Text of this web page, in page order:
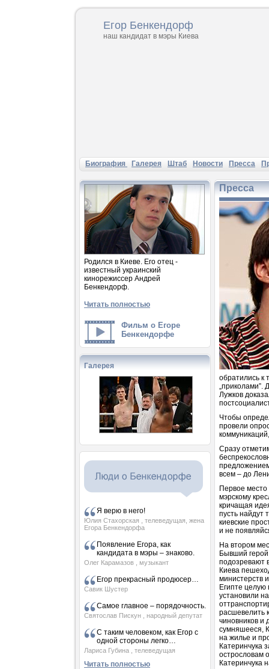
Егор Бенкендорф
наш кандидат в мэры Киева
Биография Галерея Штаб Новости Пресса
Родился в Киеве. Его отец -
известный украинский
кинорежиссер Андрей
Бенкендорф.
Читать полностью
Фильм о Егоре
Бенкендорфе
Галерея
Я верю в него!
Юлия Стахорская
, телеведущая, жена
Егора Бенкендорфа
Появление Егора, как
кандидата в мэры – знаково.
Олег Карамазов , музыкант
Егор прекрасный продюсер…
Савик Шустер
Самое главное – порядочность.
Святослав Пискун , народный депутат
С таким человеком, как Егор с
одной стороны легко…
Лариса Губина , телеведущая
Читать полностью
Пресса
обратились к
Лужков
Чтобы
провели
Сразу
всем – до
Первое
мэрскому
кричащая
пусть
киевские
и не
На втором
Бывший
подозревают
Киева
министерств
Египте
установили
расшевелить
чиновников и
сумняшееся,
на жилье и
Катеринчука
острословам
Катеринчука